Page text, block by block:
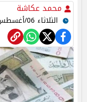
محمد عكاشة
الثلاثاء 06/أغسطس/2024 - 11:53 ص